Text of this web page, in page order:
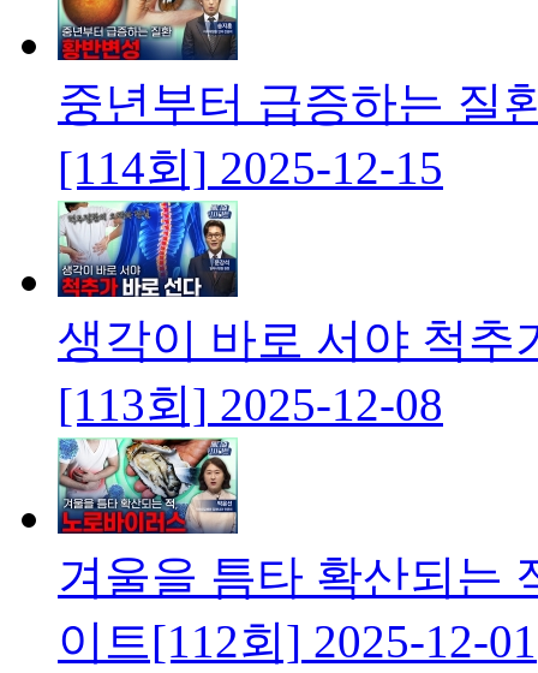
중년부터 급증하는 질
[114회] 2025-12-15
생각이 바로 서야 척추
[113회] 2025-12-08
겨울을 틈타 확산되는
이트[112회] 2025-12-01